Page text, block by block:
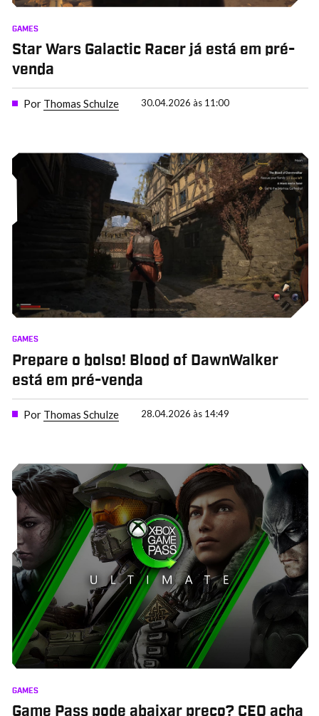
GAMES
Star Wars Galactic Racer já está em pré-
venda
Por Thomas Schulze 30.04.2026 às 11:00
GAMES
Prepare o bolso! Blood of DawnWalker
está em pré-venda
Por Thomas Schulze 28.04.2026 às 14:49
GAMES
Game Pass pode abaixar preço? CEO acha